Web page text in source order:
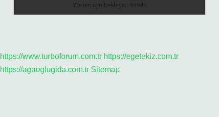
https://www.turboforum.com.tr https://egetekiz.com.tr
https://agaoglugida.com.tr Sitemap